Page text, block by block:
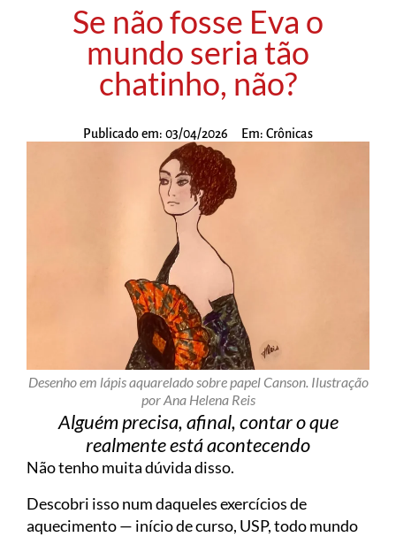
Se não fosse Eva o
mundo seria tão
chatinho, não?
Publicado em: 03/04/2026 Em: Crônicas
Desenho em lápis aquarelado sobre papel Canson. Ilustração
por Ana Helena Reis
Alguém precisa, afinal, contar o que
realmente está acontecendo
Não tenho muita dúvida disso.
Descobri isso num daqueles exercícios de
aquecimento — início de curso, USP, todo mundo